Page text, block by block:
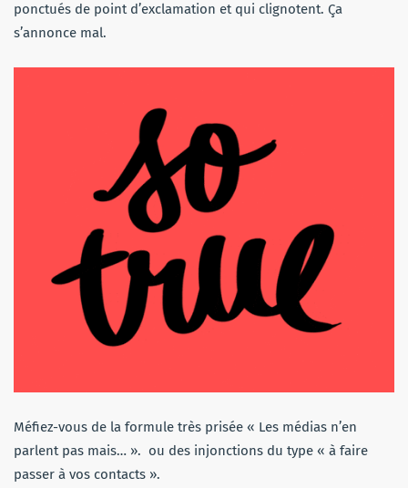
ponctués de point d’exclamation et qui clignotent. Ça
s’annonce mal.
Méfiez-vous de la formule très prisée « Les médias n’en
parlent pas mais… ». ou des injonctions du type « à faire
passer à vos contacts ».